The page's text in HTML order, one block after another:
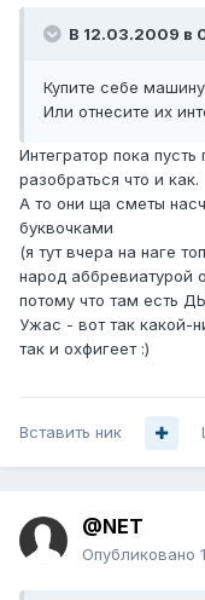
В 12.03.2009 в
Купите себе
Или отнесите их
Интегратор пока
разобраться что и как.
А то они ща сметы
буквочками
(я тут вчера на наге
народ аббревиатурой
потому что там есть
Ужас - вот так какой-
так и охфигеет :)
Вставить ник
@NET
Опубликовано